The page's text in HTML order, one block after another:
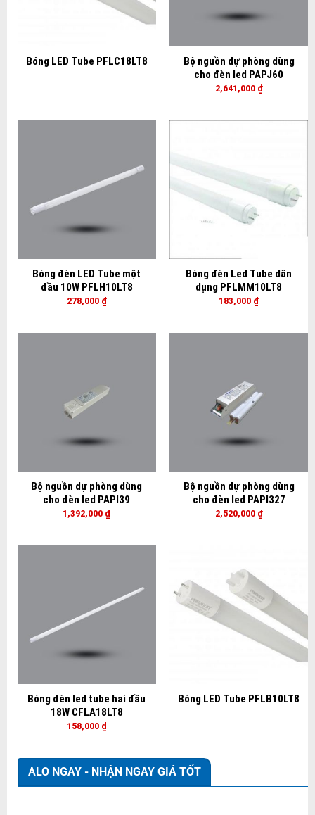
Bóng LED Tube PFLC18LT8
Bộ nguồn dự phòng dùng
cho đèn led PAPJ60
2,641,000 ₫
Bóng đèn LED Tube một
đầu 10W PFLH10LT8
278,000 ₫
Bóng đèn Led Tube dân
dụng PFLMM10LT8
183,000 ₫
Bộ nguồn dự phòng dùng
cho đèn led PAPI39
1,392,000 ₫
Bộ nguồn dự phòng dùng
cho đèn led PAPI327
2,520,000 ₫
Bóng đèn led tube hai đầu
18W CFLA18LT8
158,000 ₫
Bóng LED Tube PFLB10LT8
ALO NGAY - NHẬN NGAY GIÁ TỐT